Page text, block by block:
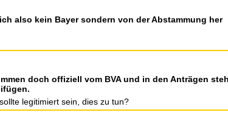
also kein Bayer sondern von der Abstammung her
doch offiziell vom BVA und in den Anträgen
legitimiert sein, dies zu tun?